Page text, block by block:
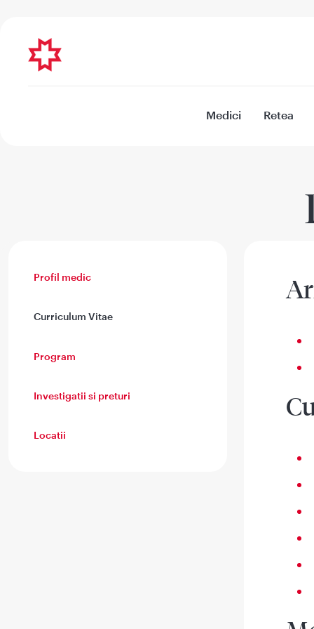
Medici Retea
Profil medic
Curriculum Vitae
Program
Investigatii si preturi
Locatii